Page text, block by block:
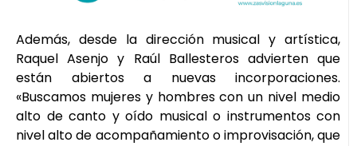
Además, desde la dirección musical y artística,
Raquel Asenjo y Raúl Ballesteros advierten que
están abiertos a nuevas incorporaciones.
«Buscamos mujeres y hombres con un nivel medio
alto de canto y oído musical o instrumentos con
nivel alto de acompañamiento o improvisación, que